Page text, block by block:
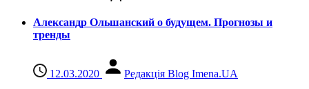
Александр Ольшанский о будущем. Прогнозы и
тренды
12.03.2020 Редакція Blog Imena.UA